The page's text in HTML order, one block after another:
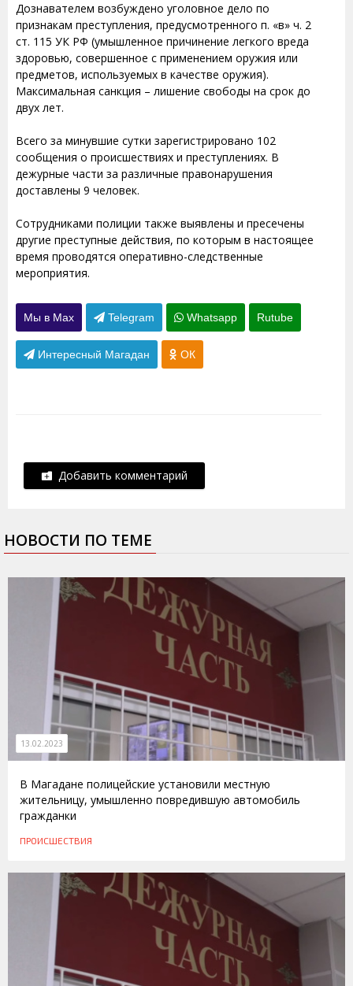
Дознавателем возбуждено уголовное дело по
признакам преступления, предусмотренного п. «в» ч. 2
ст. 115 УК РФ (умышленное причинение легкого вреда
здоровью, совершенное с применением оружия или
предметов, используемых в качестве оружия).
Максимальная санкция – лишение свободы на срок до
двух лет.
Всего за минувшие сутки зарегистрировано 102
сообщения о происшествиях и преступлениях. В
дежурные части за различные правонарушения
доставлены 9 человек.
Сотрудниками полиции также выявлены и пресечены
другие преступные действия, по которым в настоящее
время проводятся оперативно-следственные
мероприятия.
Мы в Max Telegram Whatsapp Rutube
Интересный Магадан ОК
Добавить комментарий
НОВОСТИ ПО ТЕМЕ
13.02.2023
В Магадане полицейские установили местную
жительницу, умышленно повредившую автомобиль
гражданки
ПРОИСШЕСТВИЯ